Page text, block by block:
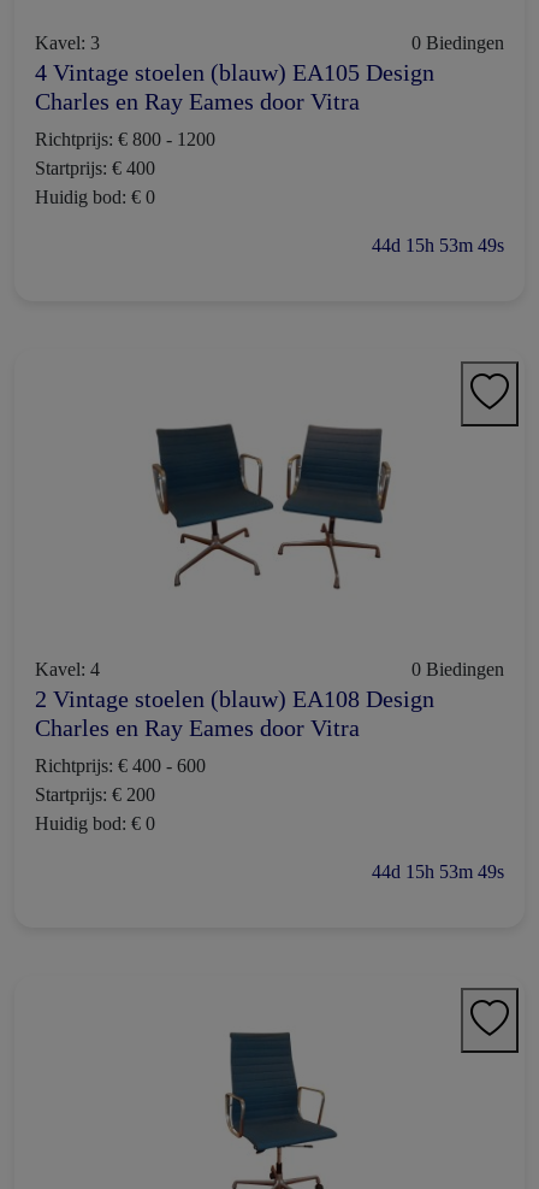
Kavel: 3 0 Biedingen
4 Vintage stoelen (blauw) EA105 Design
Charles en Ray Eames door Vitra
Richtprijs: € 800 - 1200
Startprijs: € 400
Huidig bod: € 0
44d 15h 53m 48s
Kavel: 4 0 Biedingen
2 Vintage stoelen (blauw) EA108 Design
Charles en Ray Eames door Vitra
Richtprijs: € 400 - 600
Startprijs: € 200
Huidig bod: € 0
44d 15h 53m 48s